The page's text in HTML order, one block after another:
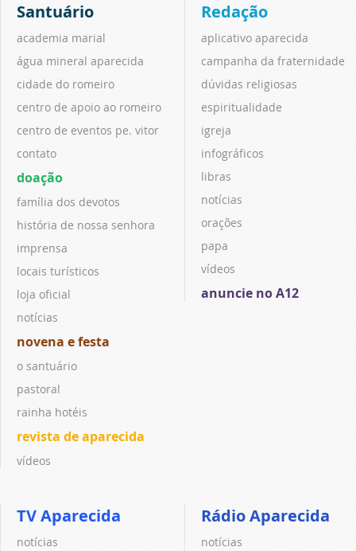
Santuário
academia marial
água mineral aparecida
cidade do romeiro
centro de apoio ao romeiro
centro de eventos pe. vitor
contato
doação
família dos devotos
história de nossa senhora
imprensa
locais turísticos
loja oficial
notícias
novena e festa
o santuário
pastoral
rainha hotéis
revista de aparecida
vídeos
Redação
aplicativo aparecida
campanha da fraternidade
dúvidas religiosas
espiritualidade
igreja
infográficos
libras
notícias
orações
papa
vídeos
anuncie no A12
TV Aparecida
notícias
Rádio Aparecida
notícias